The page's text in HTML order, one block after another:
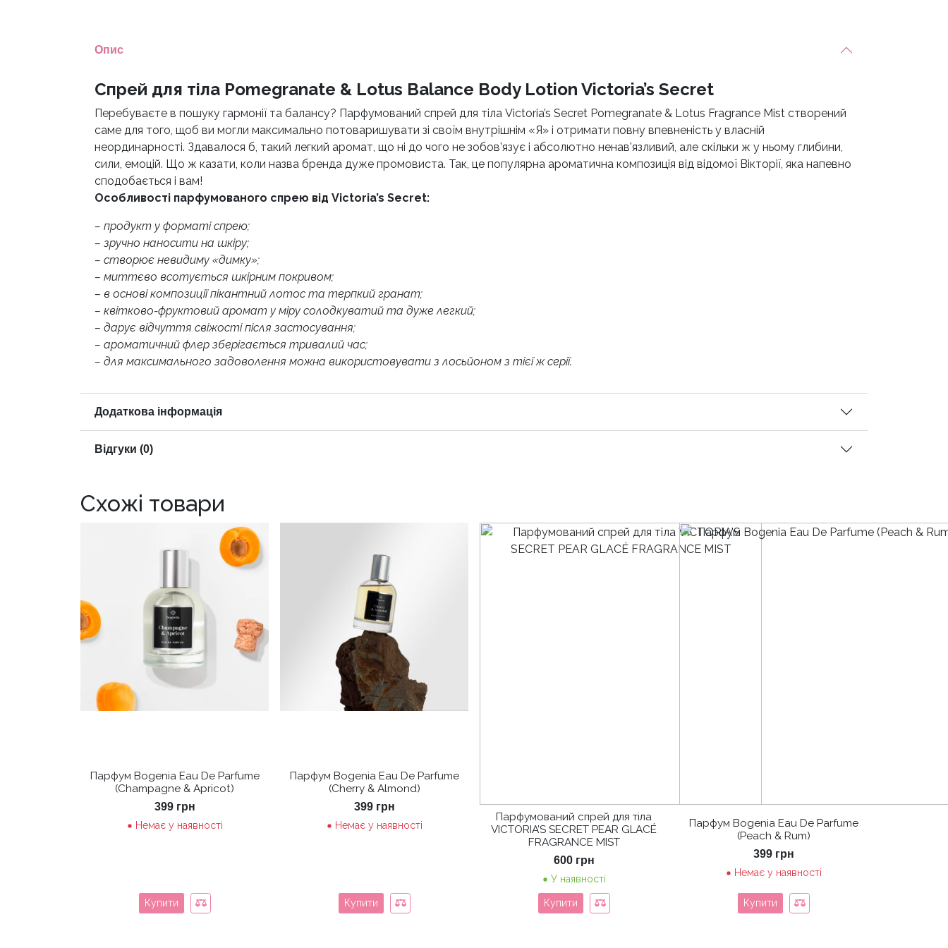
Опис
Спрей для тіла Pomegranate & Lotus Balance Body Lotion Victoria’s Secret
Перебуваєте в пошуку гармонії та балансу? Парфумований спрей для тіла Victoria’s Secret Pomegranate & Lotus Fragrance Mist створений
саме для того, щоб ви могли максимально потоваришувати зі своїм внутрішнім «Я» і отримати повну впевненість у власній
неординарності. Здавалося б, такий легкий аромат, що ні до чого не зобов’язує і абсолютно ненав’язливий, але скільки ж у ньому глибини,
сили, емоцій. Що ж казати, коли назва бренда дуже промовиста. Так, це популярна ароматична композиція від відомої Вікторії, яка напевно
сподобається і вам!
Особливості парфумованого спрею від Victoria’s Secret:
– продукт у форматі спрею;
– зручно наносити на шкіру;
– створює невидиму «димку»;
– миттєво всотується шкірним покривом;
– в основі композиції пікантний лотос та терпкий гранат;
– квітково-фруктовий аромат у міру солодкуватий та дуже легкий;
– дарує відчуття свіжості після застосування;
– ароматичний флер зберігається тривалий час;
– для максимального задоволення можна використовувати з лосьйоном з тієї ж серії.
Додаткова інформація
Відгуки (0)
Схожі товари
Парфум Bogenia Eau De Parfume
(Champagne & Apricot)
399 грн
Немає у наявності
Купити
Парфум Bogenia Eau De Parfume
(Cherry & Almond)
399 грн
Немає у наявності
Купити
Парфумований спрей для тіла
VICTORIA’S SECRET PEAR GLACÉ
FRAGRANCE MIST
600 грн
У наявності
Купити
Парфум Bogenia Eau De Parfume
(Peach & Rum)
399 грн
Немає у наявності
Купити